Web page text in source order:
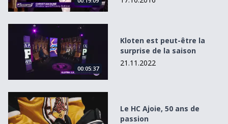
Kloten est peut-être la surprise de la saison
00:05:37
Kloten est peut-être la
surprise de la saison
21.11.2022
Le HC Ajoie, 50 ans de passion
Le HC Ajoie, 50 ans de
passion